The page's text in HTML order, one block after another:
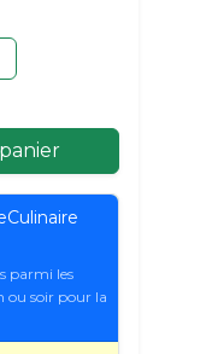
parmi les
ou soir pour la